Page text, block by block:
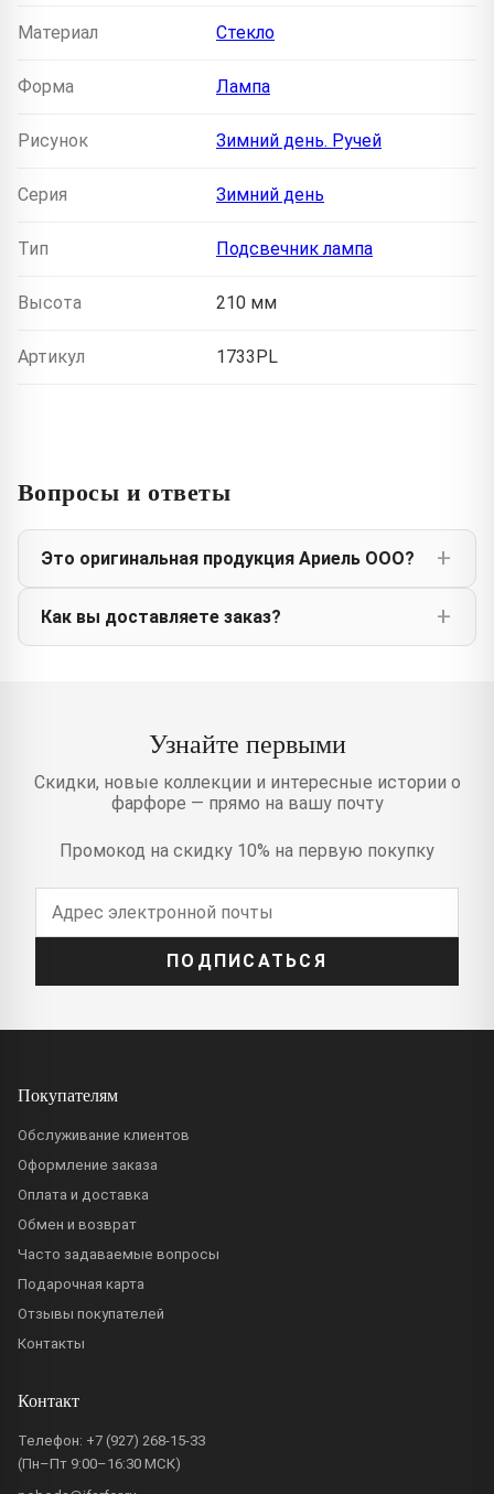
Материал Стекло
Форма Лампа
Рисунок Зимний день. Ручей
Серия Зимний день
Тип Подсвечник лампа
Высота 210 мм
Артикул 1733PL
Вопросы и ответы
Это оригинальная продукция Ариель ООО?
Как вы доставляете заказ?
Узнайте первыми
Скидки, новые коллекции и интересные истории о
фарфоре — прямо на вашу почту
Промокод на скидку 10% на первую покупку
ПОДПИСАТЬСЯ
Покупателям
Обслуживание клиентов
Оформление заказа
Оплата и доставка
Обмен и возврат
Часто задаваемые вопросы
Подарочная карта
Отзывы покупателей
Контакты
Контакт
Телефон: +7 (927) 268-15-33
(Пн–Пт 9:00–16:30 МСК)